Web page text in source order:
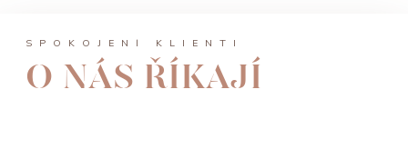
SPOKOJENÍ KLIENTI
O NÁS ŘÍKAJÍ